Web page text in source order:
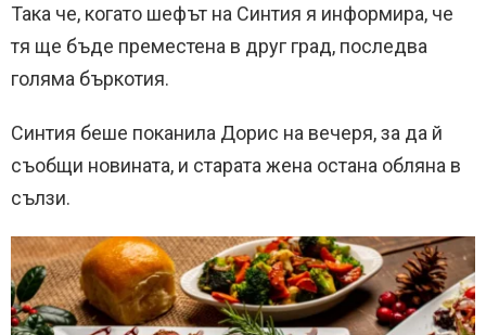
Така че, когато шефът на Синтия я информира, че
тя ще бъде преместена в друг град, последва
голяма бъркотия.
Синтия беше поканила Дорис на вечеря, за да й
съобщи новината, и старата жена остана обляна в
сълзи.